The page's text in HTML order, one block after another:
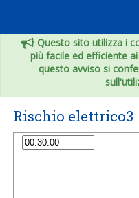
Questo sito utilizza i
più facile ed efficiente
questo avviso si
Rischio elettrico3